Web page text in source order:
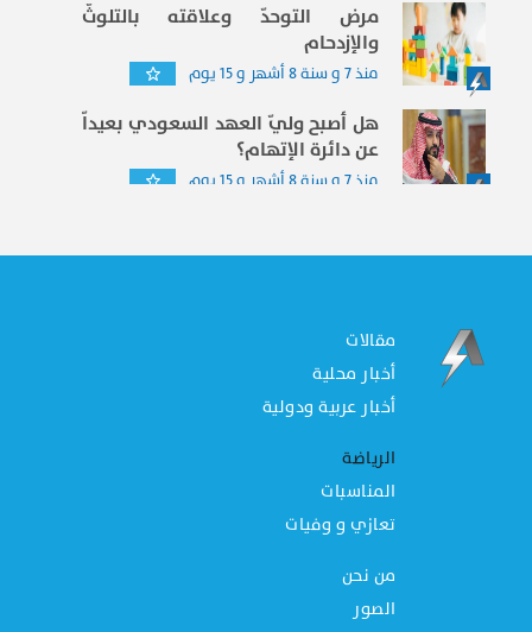
مرض التوحدّ وعلاقته بالتلوثّ
والإزدحام
منذ 7 و سنة 8 أشهر و 15 يوم
هل أصبح وليّ العهد السعودي بعيداّ
عن دائرة الإتهام؟
منذ 7 و سنة 8 أشهر و 15 يوم
مقالات
أخبار محلية
أخبار عربية ودولية
الرياضة
المناسبات
تعازي و وفيات
من نحن
الصور